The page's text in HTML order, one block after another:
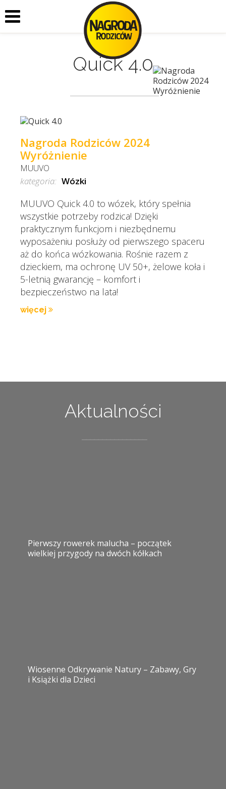
Quick 4.0
Nagroda Rodziców 2024
Wyróżnienie
MUUVO
kategoria: Wózki
MUUVO Quick 4.0 to wózek, który spełnia
wszystkie potrzeby rodzica! Dzięki
praktycznym funkcjom i niezbędnemu
wyposażeniu posłuży od pierwszego spaceru
aż do końca wózkowania. Rośnie razem z
dzieckiem, ma ochronę UV 50+, żelowe koła i
5-letnią gwarancję – komfort i
bezpieczeństwo na lata!
więcej
Aktualności
Pierwszy rowerek malucha – początek
wielkiej przygody na dwóch kółkach
Wiosenne Odkrywanie Natury – Zabawy, Gry
i Książki dla Dzieci